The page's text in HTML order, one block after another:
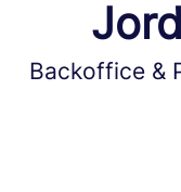
Backoffice &